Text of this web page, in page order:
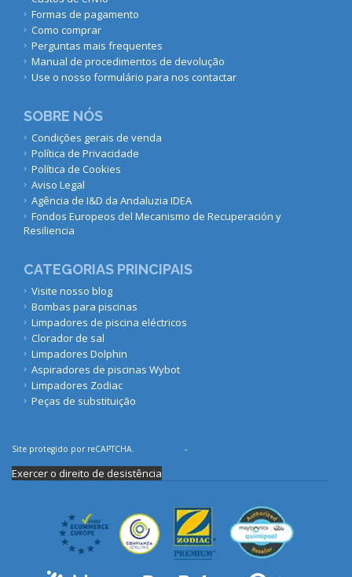
Formas de pagamento
Como comprar
Perguntas mais frequentes
Manual de procedimentos de devolução
Use o nosso formulário para nos contactar
SOBRE NÓS
Condições gerais de venda
Política de Privacidade
Política de Cookies
Aviso Legal
Agência de I&D da Andaluzia IDEA
Fondos Europeos del Mecanismo de Recuperación y
Resiliencia
CATEGORIAS PRINCIPAIS
Visite nosso blog
Bombas para piscinas
Limpadores de piscina eléctricos
Clorador de sal
Limpadores Dolphin
Aspiradores de piscinas Wybot
Limpadores Zodiac
Peças de substituição
Site protegido por reCAPTCHA. -
Exercer o direito de desistência